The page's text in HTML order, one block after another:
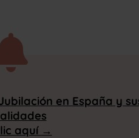
en España y
aquí →